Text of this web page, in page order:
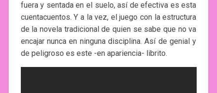
fuera y sentada en el suelo, así de efectiva es esta
cuentacuentos. Y a la vez, el juego con la estructura
de la novela tradicional de quien se sabe que no va
encajar nunca en ninguna disciplina. Así de genial y
de peligroso es este -en apariencia- librito.